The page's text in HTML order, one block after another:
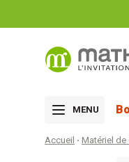
MENU
Accueil Matériel de